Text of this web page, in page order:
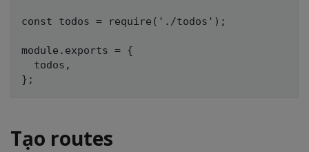
const todos = require('./todos');
module.exports = {
  todos,
Tạo routes